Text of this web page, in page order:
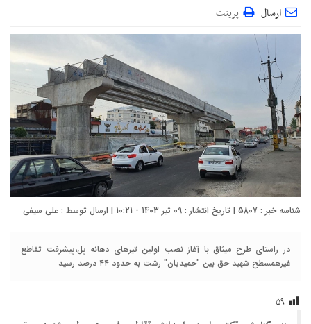
ارسال پرینت
شناسه خبر : 5807 | تاریخ انتشار : 09 تیر 1403 - 10:21 | ارسال توسط : علی سیفی
در راستای طرح میثاق با آغاز نصب اولین تیرهای دهانه پل،پیشرفت تقاطع
غیرهمسطح شهید حق بین "حمیدیان" رشت به حدود ۴۴ درصد رسید
۵۹